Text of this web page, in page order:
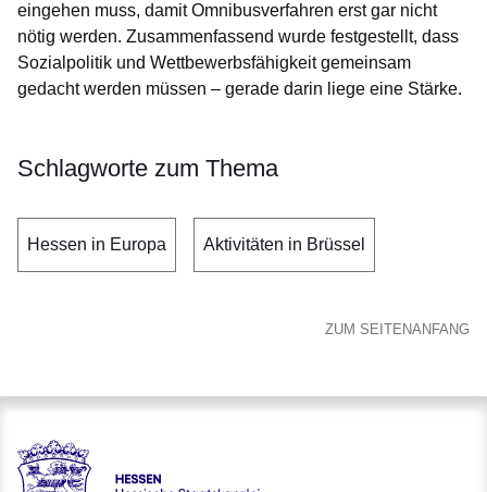
eingehen muss, damit Omnibusverfahren erst gar nicht
nötig werden. Zusammenfassend wurde festgestellt, dass
Sozialpolitik und Wettbewerbsfähigkeit gemeinsam
gedacht werden müssen – gerade darin liege eine Stärke.
Schlagworte zum Thema
Hessen in Europa Aktivitäten in Brüssel
ZUM SEITENANFANG